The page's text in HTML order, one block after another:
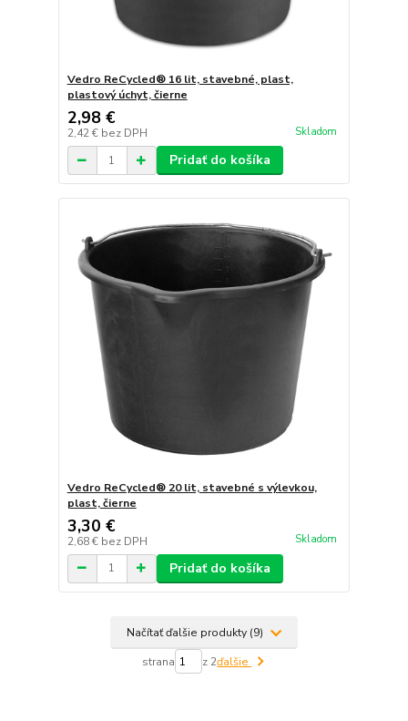
Vedro ReCycled® 16 lit, stavebné, plast,
plastový úchyt, čierne
2,98 €
2,42 € bez DPH Skladom
Pridať do košíka
Vedro ReCycled® 20 lit, stavebné s výlevkou,
plast, čierne
3,30 €
2,68 € bez DPH Skladom
Pridať do košíka
Načítať ďalšie produkty (9)
strana z 2ďalšie